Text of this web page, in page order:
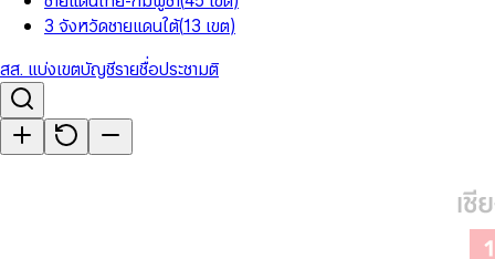
3 จังหวัดชายแดนใต้(13 เขต)
สส. แบ่งเขตบัญชีรายชื่อประชามติ